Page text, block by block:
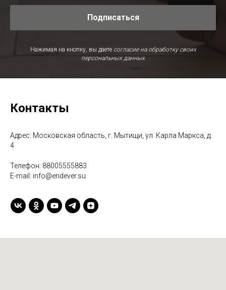
Подписаться
Нажимая на кнопку, вы даете согласие на обработку своих
персональных данных
Контакты
Адрес: Московская область, г. Мытищи, ул. Карла Маркса, д.
4
Телефон: 88005555883
E-mail: info@endever.su